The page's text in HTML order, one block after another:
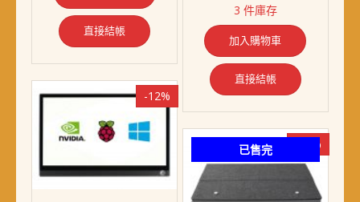
直接結帳
價
NT$ 58。
格：
NT$ 38。
3 件庫存
加入購物車
直接結帳
-12%
已售完 -17%